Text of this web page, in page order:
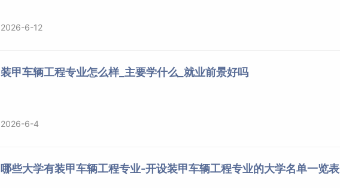
2026-6-12
装甲车辆工程专业怎么样_主要学什么_就业前景好吗
2026-6-4
哪些大学有装甲车辆工程专业-开设装甲车辆工程专业的大学名单一览表